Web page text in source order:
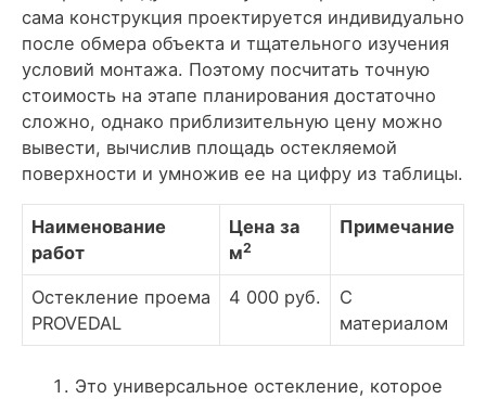
сама конструкция проектируется индивидуально
после обмера объекта и тщательного изучения
условий монтажа. Поэтому посчитать точную
стоимость на этапе планирования достаточно
сложно, однако приблизительную цену можно
вывести, вычислив площадь остекляемой
поверхности и умножив ее на цифру из таблицы.
Наименование
работ
Цена за
м2
Примечание
Остекление проема
PROVEDAL
4 000 руб.
С
материалом
Это универсальное остекление, которое